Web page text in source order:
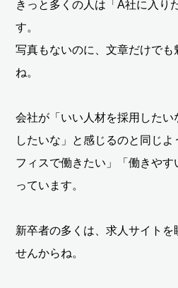
きっと多くの人は「A社に入り
す。
写真もないのに、文章だけでも
ね。
会社が「いい人材を採用したい
したいな」と感じるのと同じ
フィスで働きたい」「働きや
っています。
新卒者の多くは、求人サイトを
せんからね。